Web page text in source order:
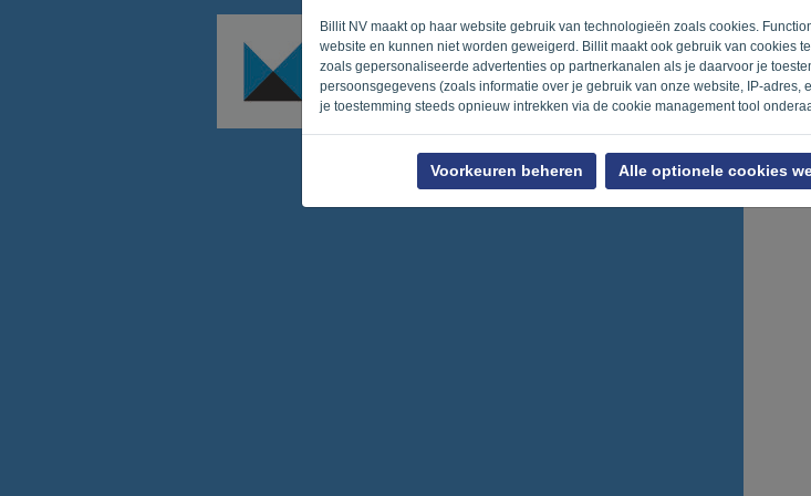
Billit NV maakt op haar website gebruik van technologieën zoals cookies.
website en kunnen niet worden geweigerd. Billit maakt ook gebruik van cookies
zoals gepersonaliseerde advertenties op partnerkanalen als je daarvoor je
persoonsgegevens (zoals informatie over je gebruik van onze website, IP-adres,
je toestemming steeds opnieuw intrekken via de cookie management tool
Voorkeuren beheren Alle optionele cookies